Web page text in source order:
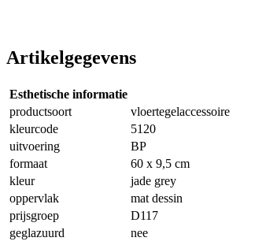
Artikelgegevens
Esthetische informatie
productsoort
vloertegelaccessoire
kleurcode
5120
uitvoering
BP
formaat
60 x 9,5 cm
kleur
jade grey
oppervlak
mat dessin
prijsgroep
D117
geglazuurd
nee